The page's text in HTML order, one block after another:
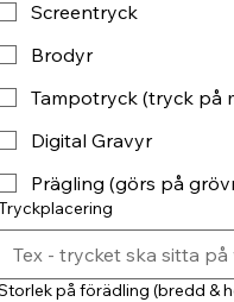
Screentryck
Brodyr
Tampotryck (tryck på
Digital Gravyr
Prägling (görs på
på förädling (bredd &